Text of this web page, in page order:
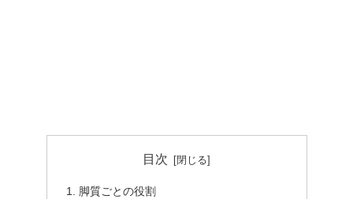
目次
脚質ごとの役割